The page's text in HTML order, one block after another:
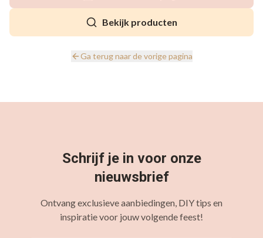
Bekijk producten
Ga terug naar de vorige pagina
Schrijf je in voor onze
nieuwsbrief
Ontvang exclusieve aanbiedingen, DIY tips en
inspiratie voor jouw volgende feest!